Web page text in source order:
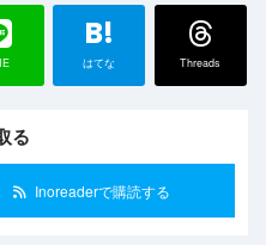
B!
はてな Threads
る
Inoreaderで購読する